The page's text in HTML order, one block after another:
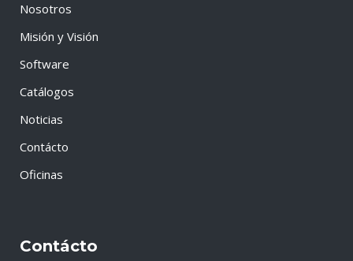
Nosotros
Misión y Visión
Software
Catálogos
Noticias
Contácto
Oficinas
Contácto